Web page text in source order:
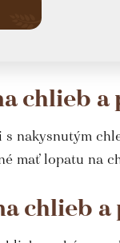
chlieb a
s nakysnutým
mať lopatu na
chlieb a